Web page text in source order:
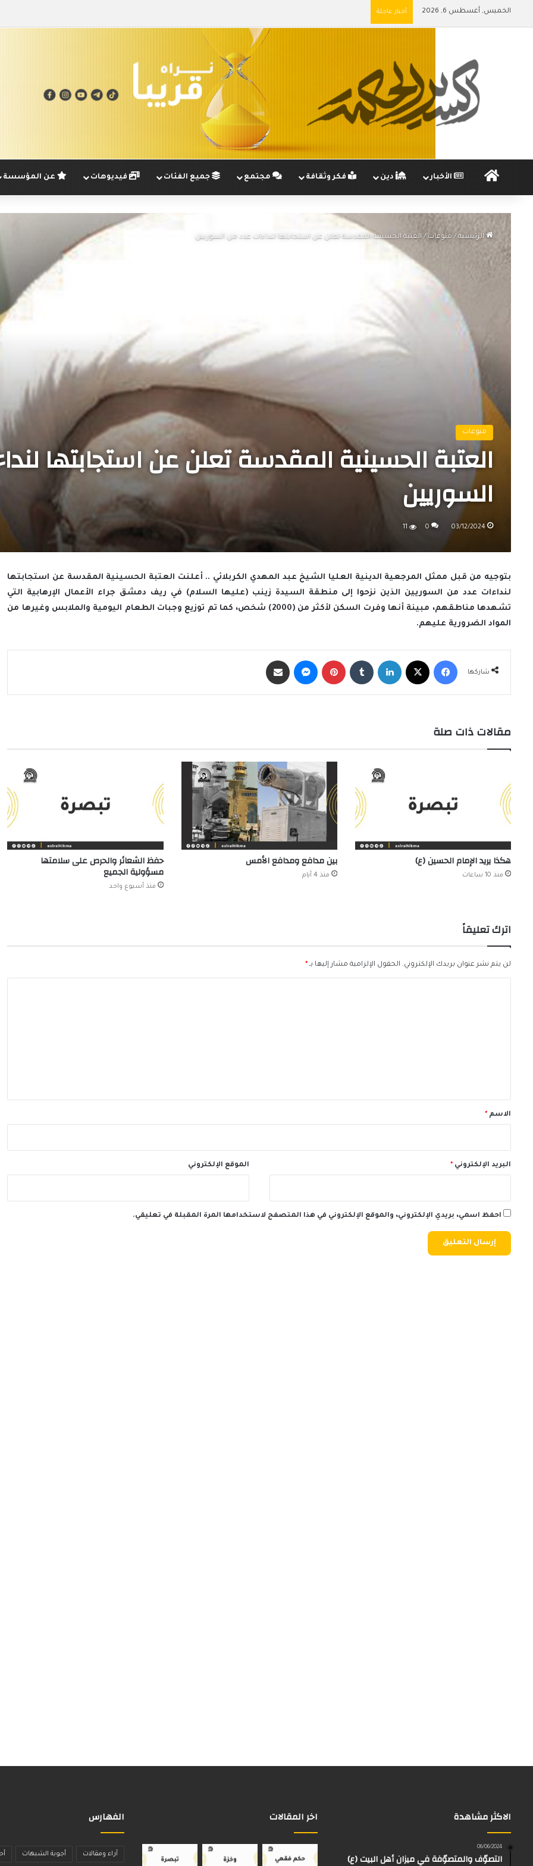
الخميس, أغسطس 6, 2026 أخبار عاجلة
الرئيسيةالأخبار دين فكر وثقافة مجتمع جميع الفئات فيديوهات عن المؤسسة
الرئيسية / منوعات / العتبة الحسينية المقدسة تعلن عن استجابتها لنداءات عدد من السوريين
منوعات
العتبة الحسينية المقدسة تعلن عن استجابتها
السوريين
03/12/2024
0
11
بتوجيه من قبل ممثل المرجعية الدينية العليا الشيخ عبد المهدي الكربلائي .. أعلنت العتبة الحسينية المقدسة عن استجابتها
لنداءات عدد من السوريين الذين نزحوا إلى منطقة السيدة زينب (عليها السلام) في ريف دمشق جراء الأعمال الإرهابية التي
تشهدها مناطقهم، مبينة أنها وفرت السكن لأكثر من (2000) شخص، كما تم توزيع وجبات الطعام اليومية والملابس وغيرها من
المواد الضرورية عليهم.
شاركها
مقالات ذات صلة
هكذا يريد الإمام الحسين (ع)
منذ 10 ساعات
بين مدافع ومدافع الأمس
منذ 4 أيام
حفظ الشعائر والحرص على سلامتها
مسؤولية الجميع
منذ أسبوع واحد
اترك تعليقاً
لن يتم نشر عنوان بريدك الإلكتروني. الحقول الإلزامية مشار إليها بـ *
*الاسم *
البريد الإلكتروني * الموقع الإلكتروني
احفظ اسمي، بريدي الإلكتروني، والموقع الإلكتروني في هذا المتصفح لاستخدامها المرة المقبلة في تعليقي.
الاكثر مشاهدة
06/06/2024
التصوّف والمتصوّفة في ميزان أهل البيت (ع)
اخر المقالات الفهارس
آراء ومقالات أجوبة الشبهات